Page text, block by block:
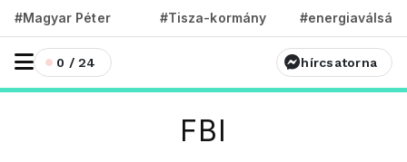
#Magyar Péter #Tisza-kormány #energiaválság
0 / 24 hírcsatorna
FBI